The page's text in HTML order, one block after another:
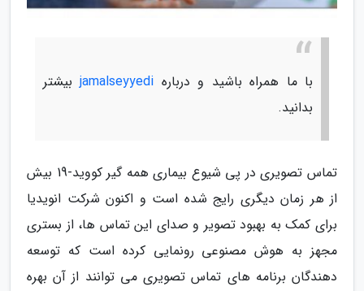
با ما همراه باشید و درباره jamalseyyediبیشتر
بدانید.
تماس تصویری در پی شیوع بیماری همه گیر کووید-19 بیش
از هر زمان دیگری رایج شده است و اکنون شرکت انویدیا
برای کمک به بهبود تصویر و صدای این تماس ها، از بستری
مجهز به هوش مصنوعی رونمایی کرده است که توسعه
دهندگان برنامه های تماس تصویری می توانند از آن بهره